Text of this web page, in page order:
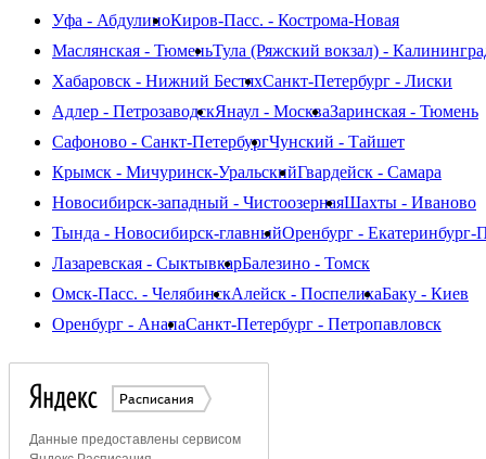
Уфа - АбдулиноКиров-Пасс. - Кострома-Новая
Маслянская - ТюменьТула (Ряжский вокзал) -
Хабаровск - Нижний БестяхСанкт-Петербург - Лиски
Адлер - ПетрозаводскЯнаул - МоскваЗаринская - Тюмень
Сафоново - Санкт-ПетербургЧунский - Тайшет
Крымск - Мичуринск-УральскийГвардейск - Самара
Новосибирск-западный - ЧистоозернаяШахты - Иваново
Тында - Новосибирск-главныйОренбург - Екатеринбург-
Лазаревская - СыктывкарБалезино - Томск
Омск-Пасс. - ЧелябинскАлейск - ПоспелихаБаку - Киев
Оренбург - АнапаСанкт-Петербург - Петропавловск